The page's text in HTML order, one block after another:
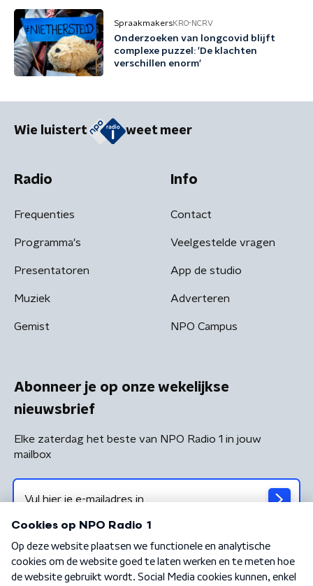
SpraakmakersKRO-NCRV
Onderzoeken van longcovid blijft
complexe puzzel: 'De klachten
verschillen enorm'
Wie luistert weet meer
Radio
Frequenties
Programma's
Presentatoren
Muziek
Gemist
Info
Contact
Veelgestelde vragen
App de studio
Adverteren
NPO Campus
Abonneer je op onze wekelijkse
nieuwsbrief
Elke zaterdag het beste van NPO Radio 1 in jouw
mailbox